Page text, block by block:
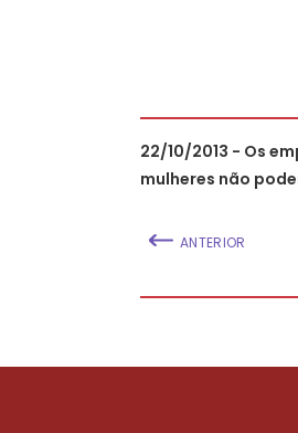
22/10/2013 - Os
mulheres não
ANTERIOR